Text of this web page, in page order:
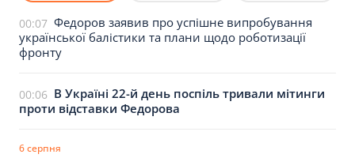
00:07 Федоров заявив про успішне випробування
української балістики та плани щодо роботизації
фронту
00:06 В Україні 22-й день поспіль тривали мітинги
проти відставки Федорова
6 серпня